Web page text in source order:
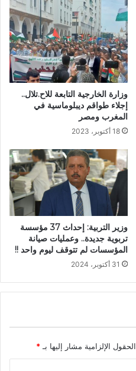
وزارة الخارجية التابعة للاح.تلال..
إجلاء طواقم ديبلوماسية في
المغرب ومصر
18 أكتوبر، 2023
وزير التربية: إحداث 37 مؤسسة
تربوية جديدة.. وعمليات صيانة
المؤسسات لم تتوقف ليوم واحد !!
31 أكتوبر، 2024
الحقول الإلزامية مشار إليها بـ *